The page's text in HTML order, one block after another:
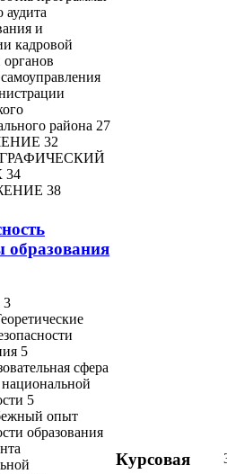
аудита
и
кадровой
района 27
32
38
образования
3
5
сфера
5
опыт
образования
Курсовая